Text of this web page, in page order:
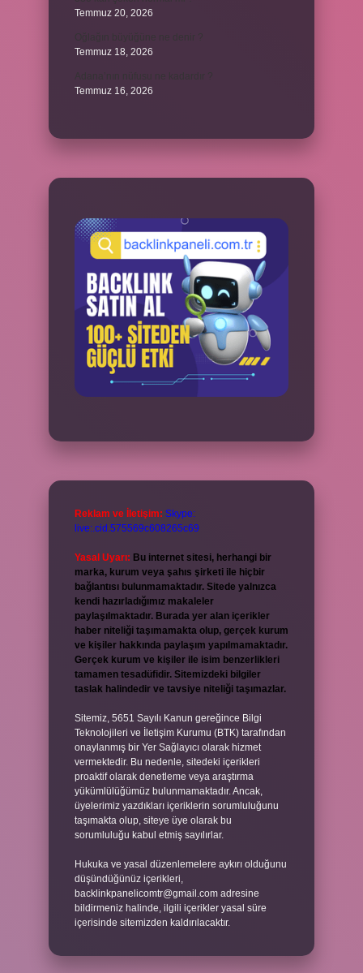
Temmuz 20, 2026
Temmuz 18, 2026
Temmuz 16, 2026
Reklam ve İletişim: Skype:
live:.cid.575569c608265c69
Yasal Uyarı: Bu internet sitesi, herhangi bir
marka, kurum veya şahıs şirketi ile hiçbir
bağlantısı bulunmamaktadır. Sitede yalnızca
kendi hazırladığımız makaleler
paylaşılmaktadır. Burada yer alan içerikler
haber niteliği taşımamakta olup, gerçek kurum
ve kişiler hakkında paylaşım yapılmamaktadır.
Gerçek kurum ve kişiler ile isim benzerlikleri
tamamen tesadüfidir. Sitemizdeki bilgiler
taslak halindedir ve tavsiye niteliği taşımazlar.
Sitemiz, 5651 Sayılı Kanun gereğince Bilgi
Teknolojileri ve İletişim Kurumu (BTK) tarafından
onaylanmış bir Yer Sağlayıcı olarak hizmet
vermektedir. Bu nedenle, sitedeki içerikleri
proaktif olarak denetleme veya araştırma
yükümlülüğümüz bulunmamaktadır. Ancak,
üyelerimiz yazdıkları içeriklerin sorumluluğunu
taşımakta olup, siteye üye olarak bu
sorumluluğu kabul etmiş sayılırlar.
Hukuka ve yasal düzenlemelere aykırı olduğunu
düşündüğünüz içerikleri,
backlinkpanelicomtr@gmail.com adresine
bildirmeniz halinde, ilgili içerikler yasal süre
içerisinde sitemizden kaldırılacaktır.